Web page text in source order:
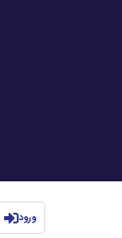
ورود